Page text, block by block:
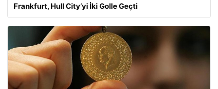
Frankfurt, Hull City’yi İki Golle Geçti